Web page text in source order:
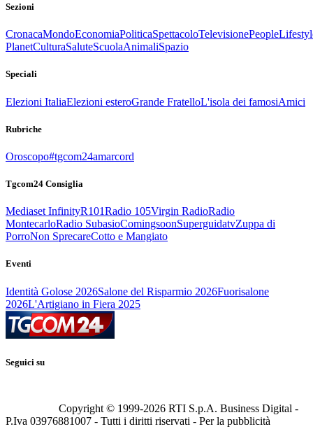
Sezioni
CronacaMondoEconomiaPoliticaSpettacoloTelevisionePeople
PlanetCulturaSaluteScuolaAnimaliSpazio
Speciali
Elezioni ItaliaElezioni esteroGrande FratelloL'isola dei famosiAmici
Rubriche
Oroscopo#tgcom24amarcord
Tgcom24 Consiglia
Mediaset InfinityR101Radio 105Virgin RadioRadio
MontecarloRadio SubasioComingsoonSuperguidatvZuppa di
PorroNon SprecareCotto e Mangiato
Eventi
Identità Golose 2026Salone del Risparmio 2026Fuorisalone
2026L'Artigiano in Fiera 2025
Seguici su
Copyright © 1999-2026 RTI S.p.A. Business Digital -
P.Iva 03976881007 - Tutti i diritti riservati - Per la pubblicità